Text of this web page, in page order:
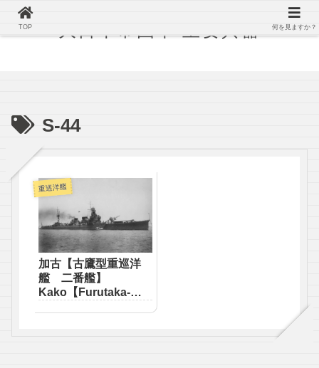
S-44
重巡洋艦
加古【古鷹型重巡洋
艦 二番艦】
Kako【Furutaka-
TOP 何を見ますか？